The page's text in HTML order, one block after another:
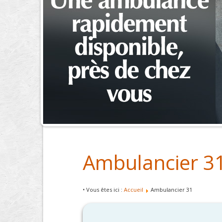
Ambulancier
• Vous êtes ici : Accueil Ambulancier 31